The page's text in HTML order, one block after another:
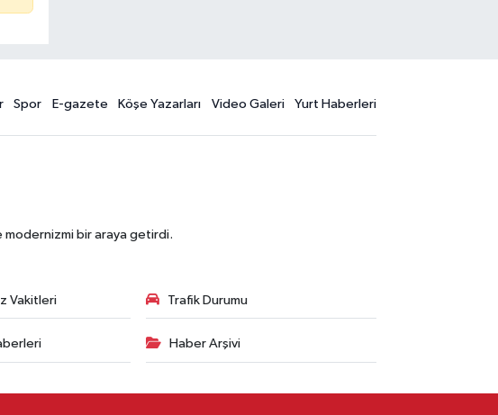
Spor E-gazete Köşe Yazarları Video Galeri Yurt Haberleri
modernizmi bir araya getirdi.
Vakitleri Trafik Durumu
Haber Arşivi